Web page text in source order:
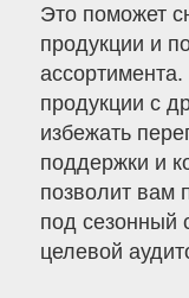
Это поможет
продукции и
продукции с
избежать
поддержки и
позволит вам
под сезонный
целевой